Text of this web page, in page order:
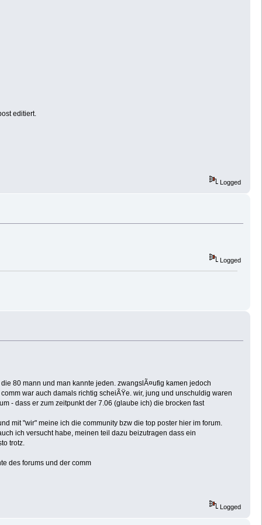
editiert.
Logged
Logged
80 mann und man kannte jeden. zwangslÃ¤ufig kamen jedoch
war auch damals richtig scheiÃŸe. wir, jung und unschuldig waren
- dass er zum zeitpunkt der 7.06 (glaube ich) die brocken fast
mit "wir" meine ich die community bzw die top poster hier im forum.
ich versucht habe, meinen teil dazu beizutragen dass ein
trotz.
des forums und der comm
Logged